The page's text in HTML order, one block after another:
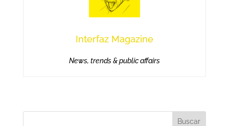
Interfaz Magazine
News, trends & public affairs
Buscar